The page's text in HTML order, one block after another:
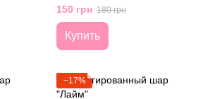
150 грн 180 грн
Купить
−17%